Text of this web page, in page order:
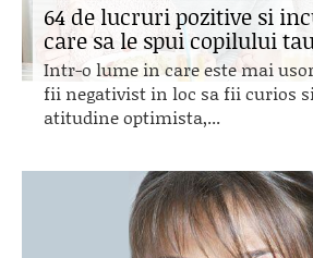
64 de lucruri pozitive si
care sa le spui copilului
Intr-o lume in care este mai
fii negativist in loc sa fii curios
atitudine optimista,...